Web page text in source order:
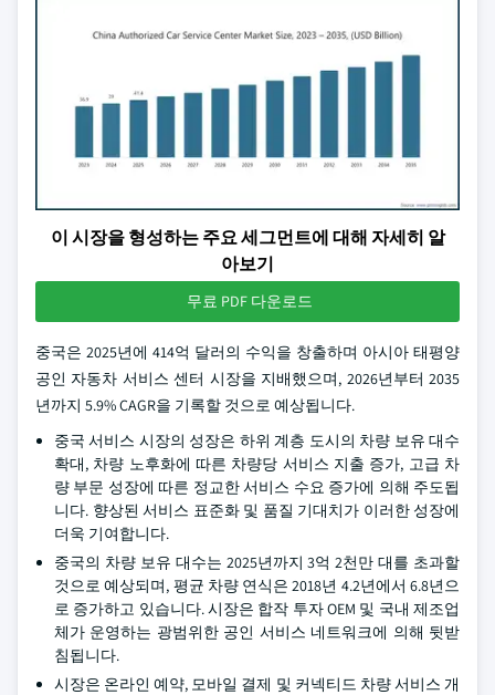
이 시장을 형성하는 주요 세그먼트에 대해 자세히 알
아보기
무료 PDF 다운로드
중국은 2025년에 414억 달러의 수익을 창출하며 아시아 태평양
공인 자동차 서비스 센터 시장을 지배했으며, 2026년부터 2035
년까지 5.9% CAGR을 기록할 것으로 예상됩니다.
중국 서비스 시장의 성장은 하위 계층 도시의 차량 보유 대수
확대, 차량 노후화에 따른 차량당 서비스 지출 증가, 고급 차
량 부문 성장에 따른 정교한 서비스 수요 증가에 의해 주도됩
니다. 향상된 서비스 표준화 및 품질 기대치가 이러한 성장에
더욱 기여합니다.
중국의 차량 보유 대수는 2025년까지 3억 2천만 대를 초과할
것으로 예상되며, 평균 차량 연식은 2018년 4.2년에서 6.8년으
로 증가하고 있습니다. 시장은 합작 투자 OEM 및 국내 제조업
체가 운영하는 광범위한 공인 서비스 네트워크에 의해 뒷받
침됩니다.
시장은 온라인 예약, 모바일 결제 및 커넥티드 차량 서비스 개